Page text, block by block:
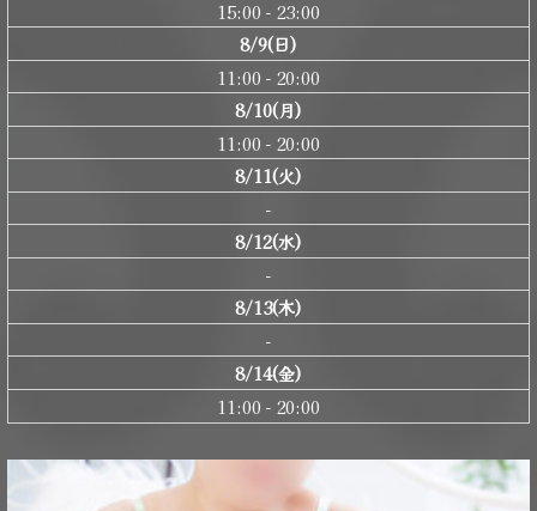
15:00 - 23:00
8/9(日)
11:00 - 20:00
8/10(月)
11:00 - 20:00
8/11(火)
-
8/12(水)
-
8/13(木)
-
8/14(金)
11:00 - 20:00